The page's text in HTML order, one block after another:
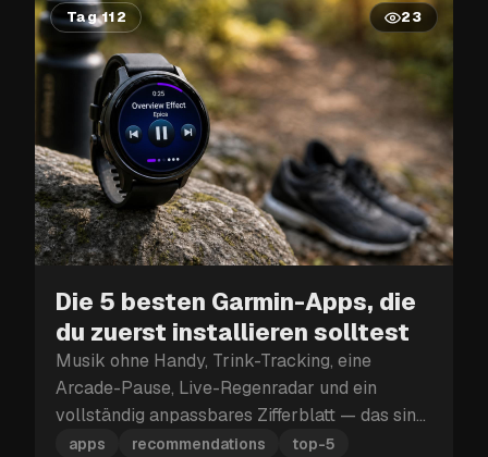
Tag 112 23
Die 5 besten Garmin-Apps, die
du zuerst installieren solltest
Musik ohne Handy, Trink-Tracking, eine
Arcade-Pause, Live-Regenradar und ein
vollständig anpassbares Zifferblatt — das sind
die fünf Garmin-Apps, die du zuerst
apps recommendations
top-5